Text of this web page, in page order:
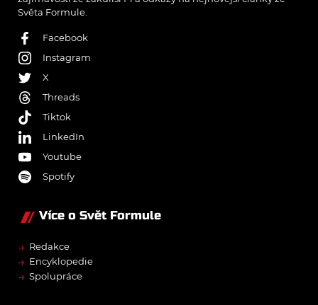
Světa Formule.
Facebook
Instagram
X
Threads
Tiktok
LinkedIn
Youtube
Spotify
Více o Svět Formule
→ Redakce
→ Encyklopedie
→ Spolupráce